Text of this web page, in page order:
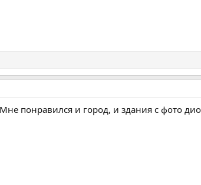
понравился и город, и здания с фото